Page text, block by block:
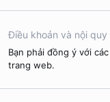
Điều khoản và nội quy
Bạn phải đồng ý với
trang web.